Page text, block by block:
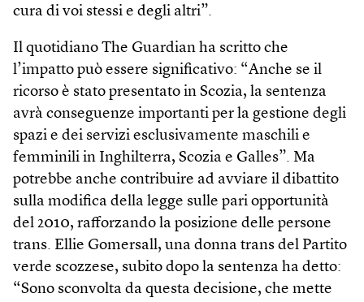
cura di voi stessi e degli altri”.
Il quotidiano The Guardian ha scritto che
l’impatto può essere significativo: “Anche se il
ricorso è stato presentato in Scozia, la sentenza
avrà conseguenze importanti per la gestione degli
spazi e dei servizi esclusivamente maschili e
femminili in Inghilterra, Scozia e Galles”. Ma
potrebbe anche contribuire ad avviare il dibattito
sulla modifica della legge sulle pari opportunità
del 2010, rafforzando la posizione delle persone
trans. Ellie Gomersall, una donna trans del Partito
verde scozzese, subito dopo la sentenza ha detto:
“Sono sconvolta da questa decisione, che mette